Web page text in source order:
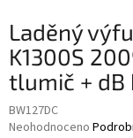
Laděný
K1300S
tlumič + dB
BW127DC
Průměrné
Neohodnoceno